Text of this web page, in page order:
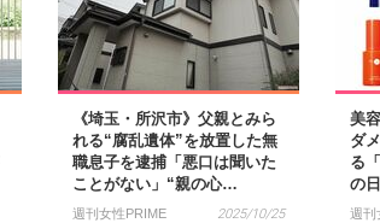
《埼玉・所沢市》父親とみら
れる“腐乱遺体”を放置した無
職息子を逮捕「悪口は聞いた
ことがない」“親の心…
週刊女性PRIME 2025/10/25
美
ダ
る
の
週刊